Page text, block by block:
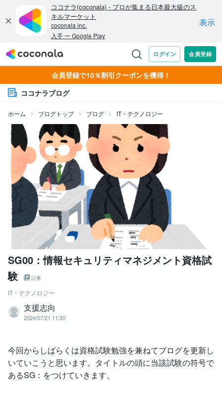
会員登録で10％割引クーポンを獲得！
ココナラブログ
ホーム ブログトップ ブログ IT・テクノロジー
SG00：情報セキュリティマネジメント資格試
験
記事
IT・テクノロジー
支援志向
2024/07/21 11:30
今回からしばらくは資格試験勉強を兼ねてブログを更新し
いていこうと思います。タイトルの頭に当該試験の符号で
あるSG：をつけていきます。